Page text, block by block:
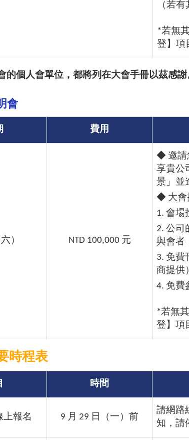
（若
*若無
登】項
的個人會單位，都將列在大會手冊以茲感謝
會
費用
） NTD 100,000 元
◆ 邀請
享貴公
景」並
◆ 大會
1. 會場
2. 公司
與會者
3. 免費
商提供
4. 免費
*若無
登】項
時程表
時間
上報名 9 月 29 日（一）前
請網路
知，請